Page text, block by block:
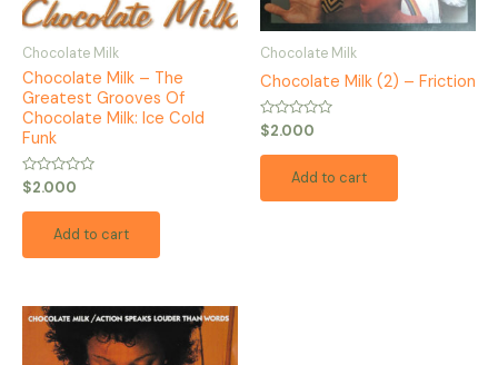
Chocolate Milk
Chocolate Milk – The
Greatest Grooves Of
Chocolate Milk: Ice Cold
Funk
Rated
0
out
$2.000
Add to cart
Chocolate Milk
Chocolate Milk (2) – Friction
Rated
0
out
$2.000
Add to cart